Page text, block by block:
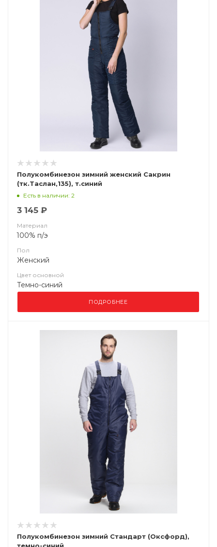
Полукомбинезон зимний женский Сакрин
(тк.Таслан,135), т.синий
Есть в наличии: 2
3 145 ₽
Материал
100% п/э
Пол
Женский
Цвет основной
Темно-синий
ПОДРОБНЕЕ
Полукомбинезон зимний Стандарт (Оксфорд),